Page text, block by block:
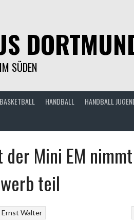
SÜDEN
BASKETBALL HANDBALL HANDBALL
der Mini EM
teil
Ernst Walter